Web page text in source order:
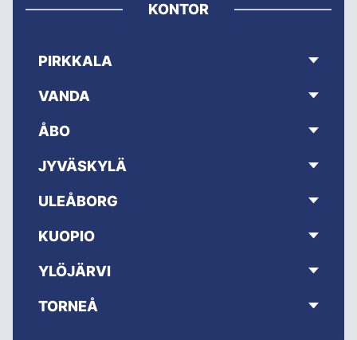
KONTOR
PIRKKALA
VANDA
ÅBO
JYVÄSKYLÄ
ULEÅBORG
KUOPIO
YLÖJÄRVI
TORNEÅ